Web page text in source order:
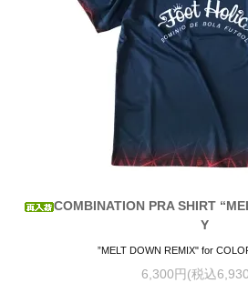
COMBINATION PRA SHIRT
Y
”MELT DOWN REMIX" for
6,300円(税込